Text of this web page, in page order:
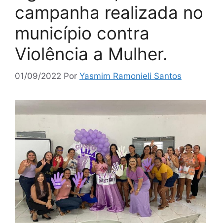
campanha realizada no
município contra
Violência a Mulher.
01/09/2022 Por Yasmim Ramonieli Santos